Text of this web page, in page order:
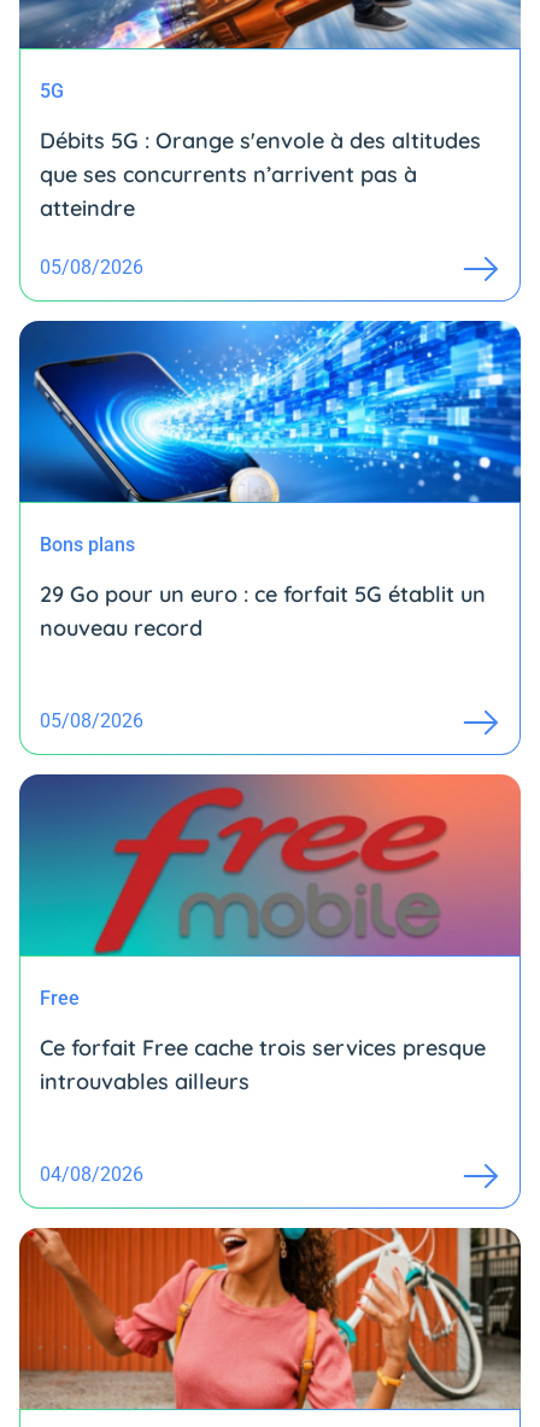
5G
Débits 5G : Orange s'envole à des altitudes
que ses concurrents n’arrivent pas à
atteindre
05/08/2026
Bons plans
29 Go pour un euro : ce forfait 5G établit un
nouveau record
05/08/2026
Free
Ce forfait Free cache trois services presque
introuvables ailleurs
04/08/2026